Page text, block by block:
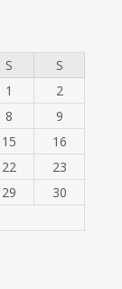
S
S
1
2
8
9
15
16
22
23
29
30